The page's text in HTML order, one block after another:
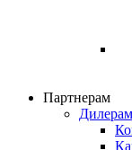
Партнерам
Дилерам